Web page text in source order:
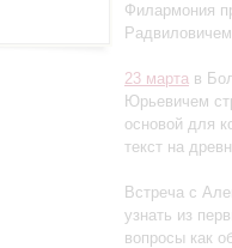
Филармония
23 марта в
Юрьевичем
основой для
текст на
Встреча с
узнать из
вопросы как